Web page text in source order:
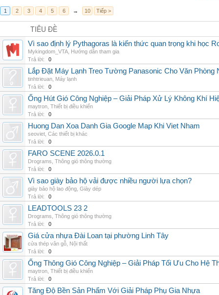
1 2 3 4 5 6 → 10 Tiếp >
TIÊU ĐỀ
Vì sao định lý Pythagoras là kiến thức quan trọng khi học
Mykingdom_VTA Hướng dẫn tham gia
Trả lời:
0
Lắp Đặt Máy Lạnh Treo Tường Panasonic Cho Văn Phòng
tinhtrieuan Máy lạnh
Trả lời:
0
Ống Hút Gió Công Nghiệp – Giải Pháp Xử Lý Không Khí
maytron Thiết bị điều khiển
Trả lời:
0
Huong Dan Xoa Danh Gia Google Map Khi Viet Nham
seoviet Các thiết bị khác
Trả lời:
0
FARO SCENE 2026.0.1
Drograms Thông gió thông thường
Trả lời:
0
Vì sao giày bảo hộ vải được nhiều người lựa chọn?
giày bảo hộ lao động Giày dép
Trả lời:
0
LEADTOOLS 23 2
Drograms Thông gió thông thường
Trả lời:
0
Giá cửa nhựa Đài Loan tại phường Linh Tây
cửa thép vân gỗ Nội thất
Trả lời:
0
Ống Thông Gió Công Nghiệp – Giải Pháp Tối Ưu Cho Hệ
maytron Thiết bị điều khiển
Trả lời:
0
Tăng Độ Bền Sản Phẩm Với Giải Pháp Phụ Gia Nhựa